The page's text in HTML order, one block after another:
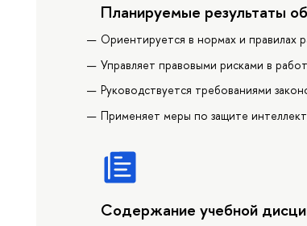
Планируемые результаты
Ориентируется в нормах и правилах
Управляет правовыми рисками в
Руководствуется требованиями
Применяет меры по защите
Содержание учебной